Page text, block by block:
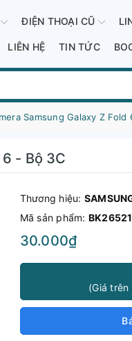
ĐIỆN THOẠI CŨ
LIÊN HỆ TIN TỨC
Samsung Galaxy Z Fold
- Bộ 3C
Thương hiệu:
Mã sản phẩm:
30.000₫
(Giá